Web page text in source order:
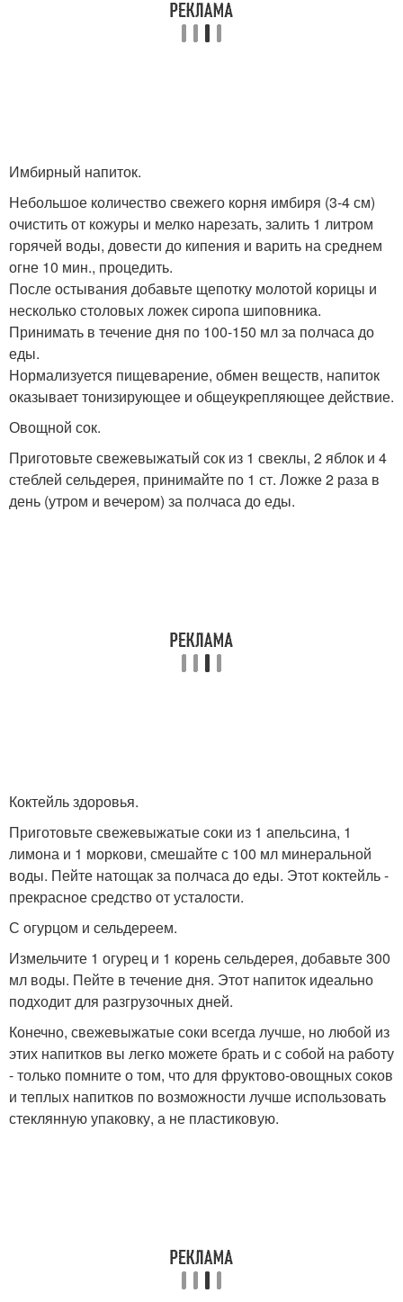
Имбирный напиток.
Небольшое количество свежего корня имбиря (3-4 см)
очистить от кожуры и мелко нарезать, залить 1 литром
горячей воды, довести до кипения и варить на среднем
огне 10 мин., процедить.
После остывания добавьте щепотку молотой корицы и
несколько столовых ложек сиропа шиповника.
Принимать в течение дня по 100-150 мл за полчаса до
еды.
Нормализуется пищеварение, обмен веществ, напиток
оказывает тонизирующее и общеукрепляющее действие.
Овощной сок.
Приготовьте свежевыжатый сок из 1 свеклы, 2 яблок и 4
стеблей сельдерея, принимайте по 1 ст. Ложке 2 раза в
день (утром и вечером) за полчаса до еды.
Коктейль здоровья.
Приготовьте свежевыжатые соки из 1 апельсина, 1
лимона и 1 моркови, смешайте с 100 мл минеральной
воды. Пейте натощак за полчаса до еды. Этот коктейль -
прекрасное средство от усталости.
С огурцом и сельдереем.
Измельчите 1 огурец и 1 корень сельдерея, добавьте 300
мл воды. Пейте в течение дня. Этот напиток идеально
подходит для разгрузочных дней.
Конечно, свежевыжатые соки всегда лучше, но любой из
этих напитков вы легко можете брать и с собой на работу
- только помните о том, что для фруктово-овощных соков
и теплых напитков по возможности лучше использовать
стеклянную упаковку, а не пластиковую.